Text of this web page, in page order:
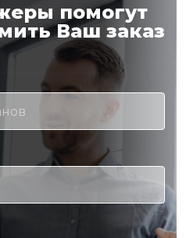
помогут
Ваш заказ